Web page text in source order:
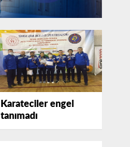
Karateciler engel
tanımadı